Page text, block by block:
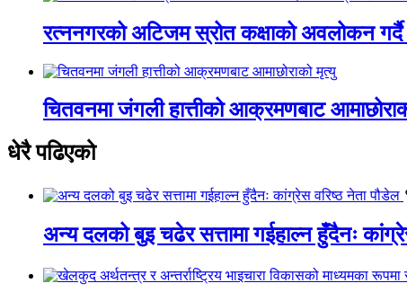
रत्ननगरको अटिजम स्रोत कक्षाको अवलोकन गर्दै
चितवनमा जंगली हात्तीको आक्रमणबाट
धेरै पढिएको
अन्य दलको बुइ चढेर सत्तामा गईहाल्न हुँदैनः